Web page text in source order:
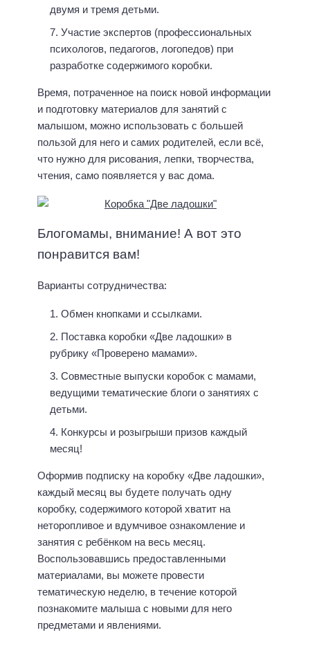
двумя и тремя детьми.
Участие экспертов (профессиональных
психологов, педагогов, логопедов) при
разработке содержимого коробки.
Время, потраченное на поиск новой информации
и подготовку материалов для занятий с
малышом, можно использовать с большей
пользой для него и самих родителей, если всё,
что нужно для рисования, лепки, творчества,
чтения, само появляется у вас дома.
Блогомамы, внимание! А вот это
понравится вам!
Варианты сотрудничества:
Обмен кнопками и ссылками.
Поставка коробки «Две ладошки» в
рубрику «Проверено мамами».
Совместные выпуски коробок с мамами,
ведущими тематические блоги о занятиях с
детьми.
Конкурсы и розыгрыши призов каждый
месяц!
Оформив подписку на коробку «Две ладошки»,
каждый месяц вы будете получать одну
коробку, содержимого которой хватит на
неторопливое и вдумчивое ознакомление и
занятия с ребёнком на весь месяц.
Воспользовавшись предоставленными
материалами, вы можете провести
тематическую неделю, в течение которой
познакомите малыша с новыми для него
предметами и явлениями.